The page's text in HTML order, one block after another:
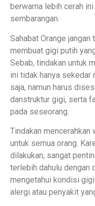
berwarna lebih cerah
sembarangan.
Sahabat Orange
membuat gigi putih
Sebab, tindakan untuk
ini tidak hanya sekedar
saja, namun harus
danstruktur gigi, serta
pada seseorang.
Tindakan mencerahkan
untuk semua orang.
dilakukan, sangat
terlebih dahulu dengan
mengetahui kondisi
alergi atau penyakit